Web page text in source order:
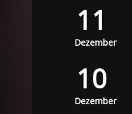
11
Dezember
10
Dezember